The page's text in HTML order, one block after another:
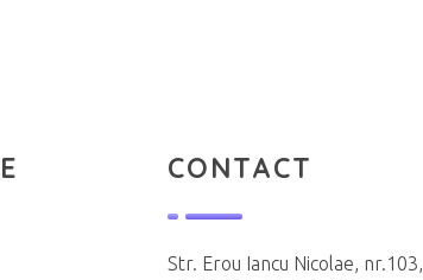
CONTACT
Str. Erou Iancu Nicolae, nr.103,